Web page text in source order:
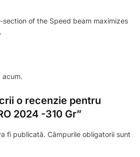
of the Speed beam maximizes
acum.
o recenzie pentru
2024 -310 Gr”
fi publicată. Câmpurile obligatorii sunt